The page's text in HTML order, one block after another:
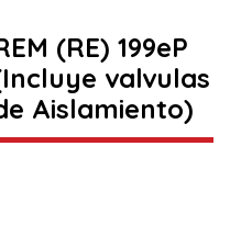
(RE) 199eP
valvulas
Aislamiento)